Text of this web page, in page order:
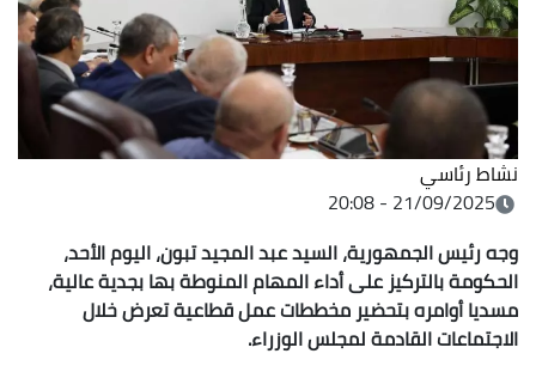
نشاط رئاسي
21/09/2025 - 20:08
وجه رئيس الجمهورية، السيد عبد المجيد تبون، اليوم الأحد،
الحكومة بالتركيز على أداء المهام المنوطة بها بجدية عالية،
مسديا أوامره بتحضير مخططات عمل قطاعية تعرض خلال
الاجتماعات القادمة لمجلس الوزراء.